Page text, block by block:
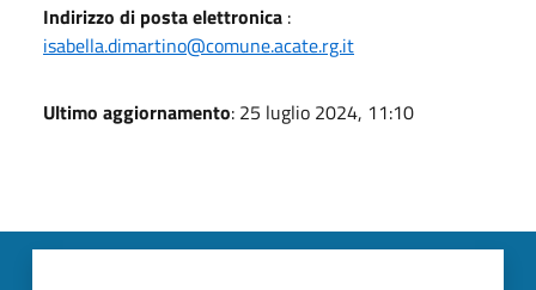
Indirizzo di posta elettronica :
isabella.dimartino@comune.acate.rg.it
Ultimo aggiornamento: 25 luglio 2024, 11:10